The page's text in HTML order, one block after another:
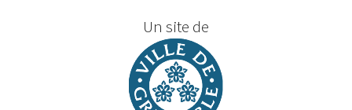
Un site de